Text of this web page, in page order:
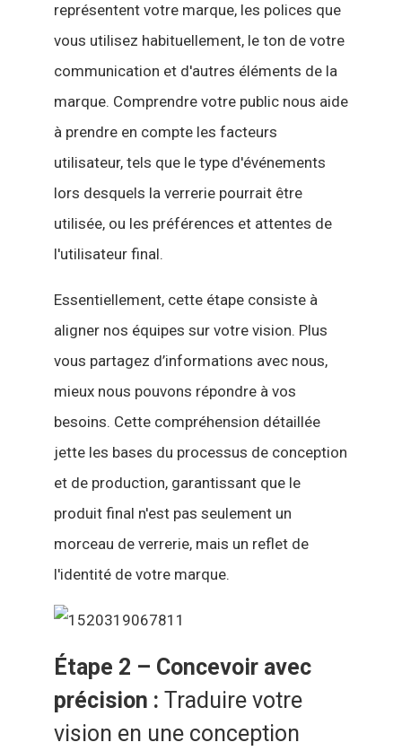
représentent votre marque, les polices que
vous utilisez habituellement, le ton de votre
communication et d'autres éléments de la
marque. Comprendre votre public nous aide
à prendre en compte les facteurs
utilisateur, tels que le type d'événements
lors desquels la verrerie pourrait être
utilisée, ou les préférences et attentes de
l'utilisateur final.
Essentiellement, cette étape consiste à
aligner nos équipes sur votre vision. Plus
vous partagez d’informations avec nous,
mieux nous pouvons répondre à vos
besoins. Cette compréhension détaillée
jette les bases du processus de conception
et de production, garantissant que le
produit final n'est pas seulement un
morceau de verrerie, mais un reflet de
l'identité de votre marque.
Étape 2 – Concevoir avec
précision : Traduire votre
vision en une conception